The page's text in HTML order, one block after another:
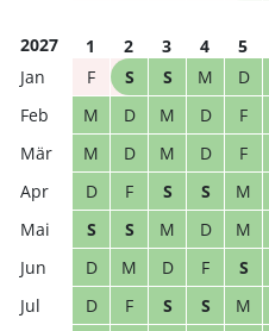
2027 1 2 3 4 5
F
S S M D
M
D M D F
M
D M D F
D
F S S M
S
S M D M
D
M D F S
D
F S S M